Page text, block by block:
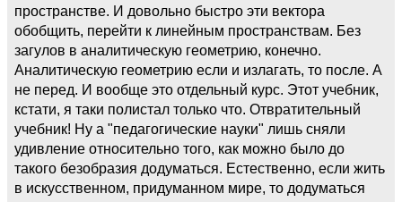
пространстве. И довольно быстро эти вектора
обобщить, перейти к линейным пространствам. Без
загулов в аналитическую геометрию, конечно.
Аналитическую геометрию если и излагать, то после. А
не перед. И вообще это отдельный курс. Этот учебник,
кстати, я таки полистал только что. Отвратительный
учебник! Ну а "педагогические науки" лишь сняли
удивление относительно того, как можно было до
такого безобразия додуматься. Естественно, если жить
в искусственном, придуманном мире, то додуматься